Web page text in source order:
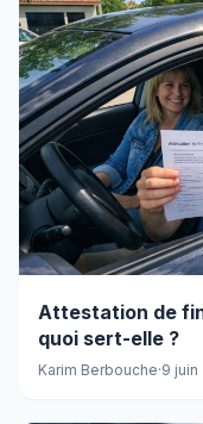
Attestation de
quoi sert-elle ?
Karim Berbouche·9 juin